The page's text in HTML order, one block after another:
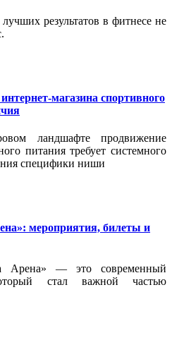
результатов в фитнесе не
магазина спортивного
ландшафте продвижение
питания требует системного
специфики ниши
мероприятия, билеты и
Арена» — это современный
стал важной частью